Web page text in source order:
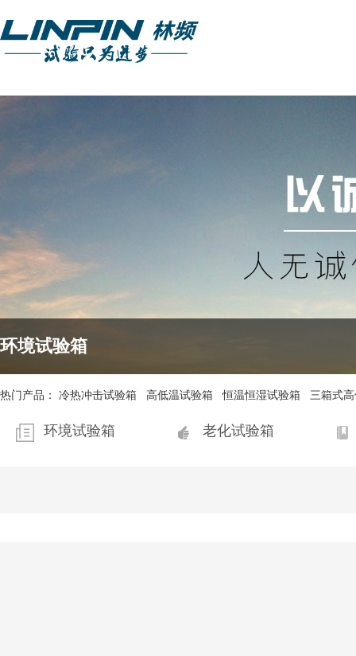
环境试验箱
热门产品： 冷热冲击试验箱 高低温试验箱 恒温恒湿试验箱 三箱式
环境试验箱 老化试验箱